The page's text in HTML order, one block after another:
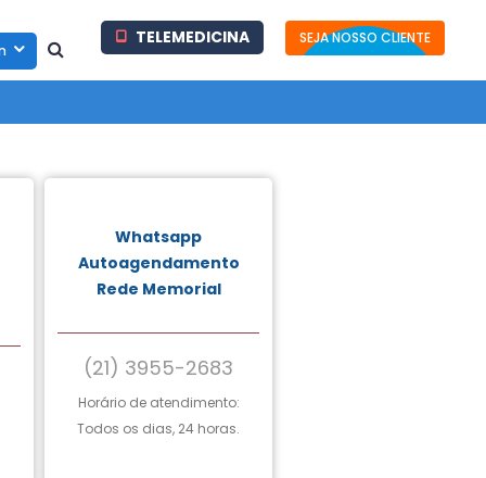
TELEMEDICINA SEJA NOSSO CLIENTE
Whatsapp
Autoagendamento
Rede Memorial
(21) 3955-2683
Horário de atendimento:
Todos os dias, 24 horas.